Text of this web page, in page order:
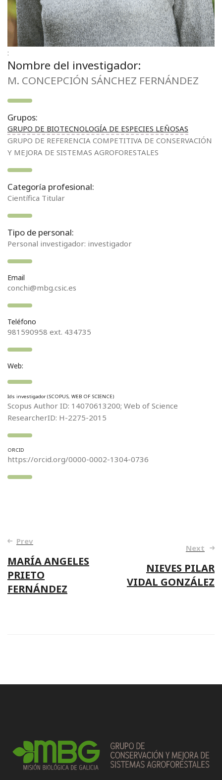
:
Nombre del investigador:
M. CONCEPCIÓN SÁNCHEZ FERNÁNDEZ
Grupos:
GRUPO DE BIOTECNOLOGÍA DE ESPECIES LEÑOSAS
GRUPO DE REFERENCIA COMPETITIVA DE CONSERVACIÓN
Y MEJORA DE SISTEMAS AGROFORESTALES
Categoría profesional:
Científica Titular
Tipo de personal:
Personal investigador: investigador
Email
conchi@mbg.csic.es
Teléfono
981590958 ext. 434735
Web:
Ids investigador (SCOPUS, WEB OF SCIENCE)
Scopus Author ID: 14070613200; Web of Science
ResearcherID: H-2275-2015
ORCID
https://orcid.org/0000-0002-1304-0736
Post
navigation
Prev
MARÍA ANGELES
PRIETO
FERNÁNDEZ
Next
NIEVES PILAR
VIDAL GONZÁLEZ